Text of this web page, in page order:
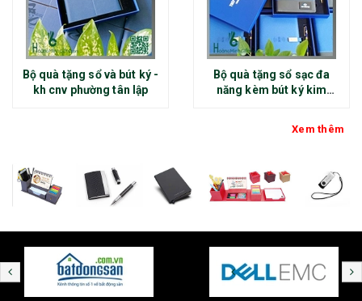
Bộ quà tặng sổ và bút ký -
kh cnv phường tân lập
Bộ quà tặng sổ sạc đa
năng kèm bút ký kim
Xem thêm